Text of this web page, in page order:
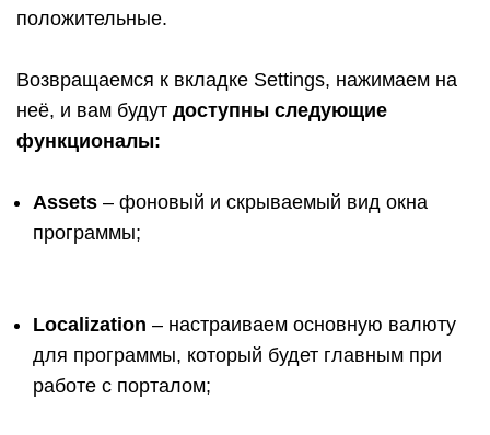
положительные.
Возвращаемся к вкладке Settings, нажимаем на
неё, и вам будут доступны следующие
функционалы:
Assets – фоновый и скрываемый вид окна
программы;
Localization – настраиваем основную валюту
для программы, который будет главным при
работе с порталом;